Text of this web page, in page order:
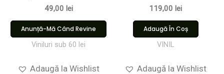
49,00 lei
Anunță-Mă Când Revine
Viniluri sub 60 lei
Adaugă la Wishlist
119,00 lei
Adaugă În Coș
VINIL
Adaugă la Wishlist